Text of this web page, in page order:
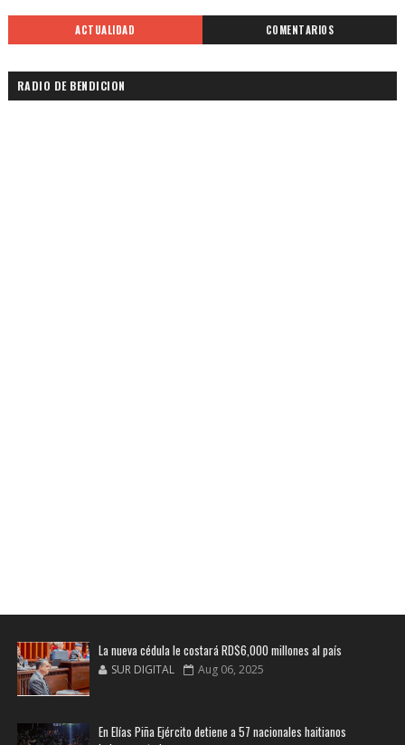
ACTUALIDAD COMENTARIOS
RADIO DE BENDICION
La nueva cédula le costará RD$6,000 millones al país
SUR DIGITAL Aug 06, 2025
En Elías Piña Ejército detiene a 57 nacionales haitianos